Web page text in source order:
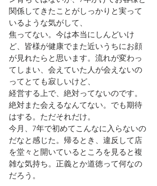
関係してきたことがしっかりと実って
いるような気がして、
焦ってない。今は本当にしんどいけ
ど、皆様が健康でまた近いうちにお顔
が見れたらと思います。流れが変わっ
てしまい、会えていた人が会えないの
ってとても寂しいけど、
経営する上で、絶対ってないのです。
絶対また会えるなんてない。でも期待
はする。ただそれだけ。
今月、7年で初めてこんなに入らないの
だなと感じた。帰るとき、違反して店
を堂々と開いているところを見ると複
雑な気持ち。正義とか道徳って何なの
だろう。